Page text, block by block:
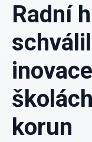
Radní
korun